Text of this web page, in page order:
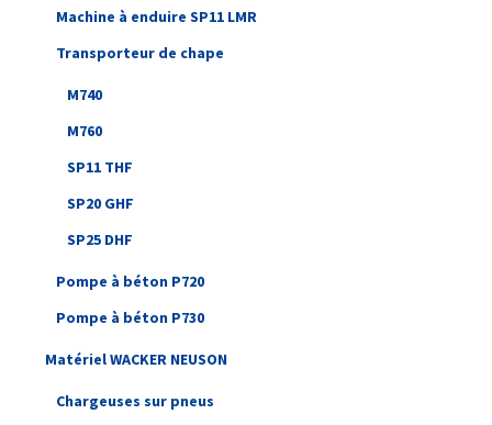
Machine à enduire SP11 LMR
Transporteur de chape
M740
M760
SP11 THF
SP20 GHF
SP25 DHF
Pompe à béton P720
Pompe à béton P730
Matériel WACKER NEUSON
Chargeuses sur pneus